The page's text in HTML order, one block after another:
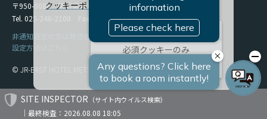
〒950-0086 新潟県新潟市中央区花園1-96-47
Tel. 025-246-2100 Fax. 025-246-2114
非通知設定の方は発信者番号を設定の上お電話ください。
設定方法はこちら
© JR-EAST HOTEL METS
SITE INSPECTOR （サイト内ウイルス検索）
｜最終検査：2026.08.08 18:05
クッキーポリシー
すべて許可
必須クッキーのみ
詳細設定